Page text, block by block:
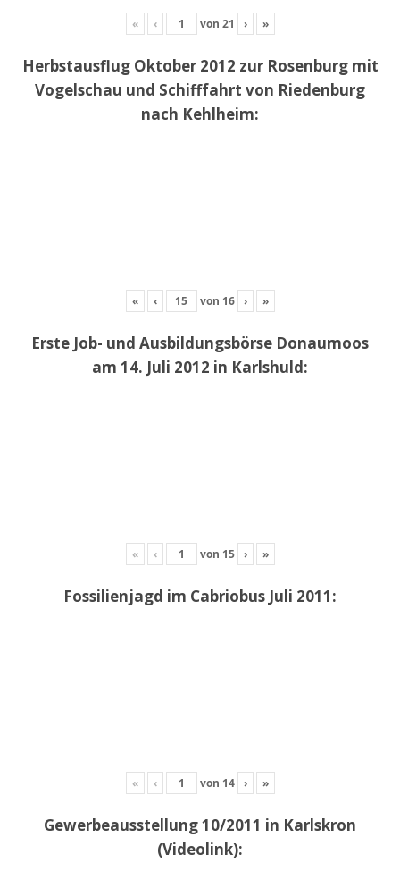
« ‹ von 21 › »
Herbstausflug Oktober 2012 zur Rosenburg mit
Vogelschau und Schifffahrt von Riedenburg
nach Kehlheim:
« ‹ von 16 › »
Erste Job- und Ausbildungsbörse Donaumoos
am 14. Juli 2012 in Karlshuld:
« ‹ von 15 › »
Fossilienjagd im Cabriobus Juli 2011:
« ‹ von 14 › »
Gewerbeausstellung 10/2011 in Karlskron
(Videolink):